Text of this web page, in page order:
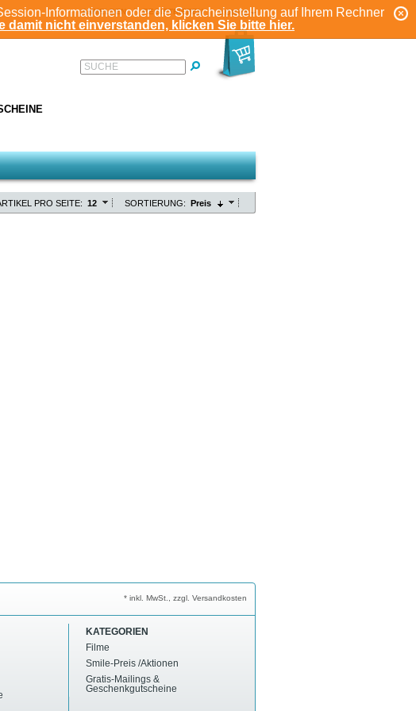
Informationen oder die Spracheinstellung auf Ihrem Rechner
damit nicht einverstanden, klicken Sie bitte hier.
KONTO
ANMELDEN REGISTRIEREN
SUCHE
SORTIERUNG: Preis
PRO SEITE: 12
* inkl. MwSt., zzgl. Versandkosten
KATEGORIEN
Filme
Smile-Preis /Aktionen
Gratis-Mailings &
Geschenkgutscheine